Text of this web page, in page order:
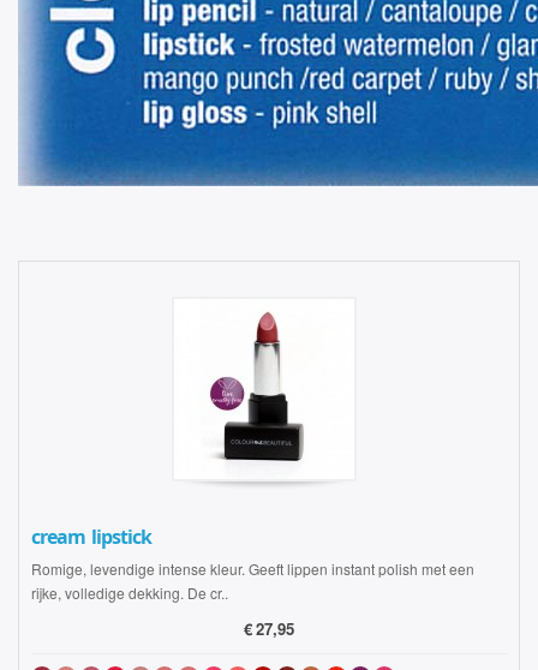
cream lipstick
Romige, levendige intense kleur. Geeft lippen instant polish met een
rijke, volledige dekking. De cr..
€ 27,95